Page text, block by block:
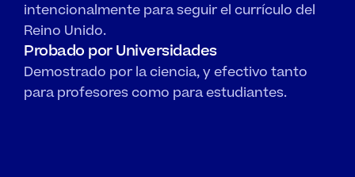
intencionalmente para seguir el currículo del
Reino Unido.
Probado por Universidades
Demostrado por la ciencia, y efectivo tanto
para profesores como para estudiantes.